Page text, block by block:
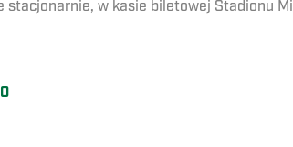
stacjonarnie, w kasie biletowej Stadionu